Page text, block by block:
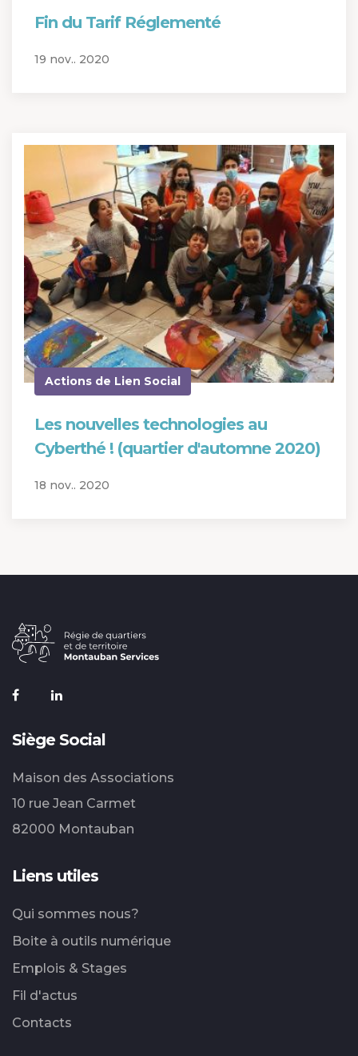
Fin du Tarif Réglementé
19 nov.. 2020
Actions de Lien Social
Les nouvelles technologies au
Cyberthé ! (quartier d'automne 2020)
18 nov.. 2020
Siège Social
Maison des Associations
10 rue Jean Carmet
82000 Montauban
Liens utiles
Qui sommes nous?
Boite à outils numérique
Emplois & Stages
Fil d'actus
Contacts